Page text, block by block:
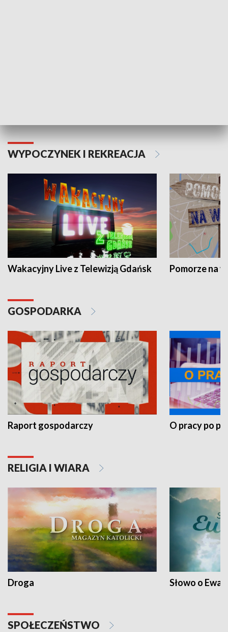
WYPOCZYNEK I REKREACJA
Wakacyjny Live z Telewizją Gdańsk Pomorze na
GOSPODARKA
Raport gospodarczy O pracy po
RELIGIA I WIARA
Droga Słowo o
SPOŁECZEŃSTWO